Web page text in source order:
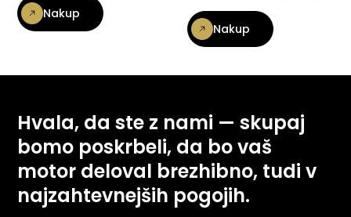
Nakup
Nakup
Hvala, da ste z nami — skupaj
bomo poskrbeli, da bo vaš
motor deloval brezhibno, tudi v
najzahtevnejših pogojih.